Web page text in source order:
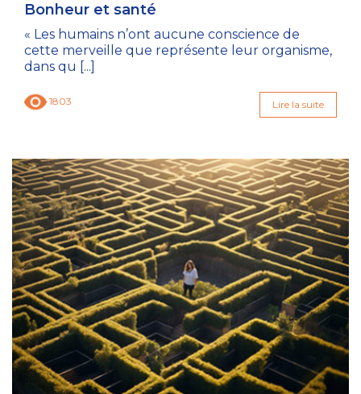
Bonheur et santé
« Les humains n’ont aucune conscience de
cette merveille que représente leur organisme,
dans qu [...]
1803 Lire la suite